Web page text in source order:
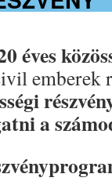
éves
emberek
a